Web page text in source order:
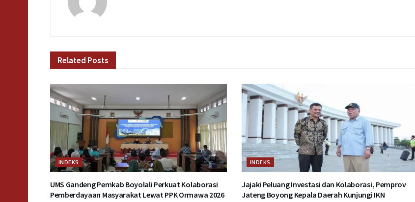
Related Posts
INDEKS
UMS Gandeng Pemkab Boyolali Perkuat Kolaborasi
Pemberdayaan Masyarakat Lewat PPK Ormawa 2026
INDEKS
Jajaki Peluang Investasi dan Kolaborasi, Pemprov
Jateng Boyong Kepala Daerah Kunjungi IKN